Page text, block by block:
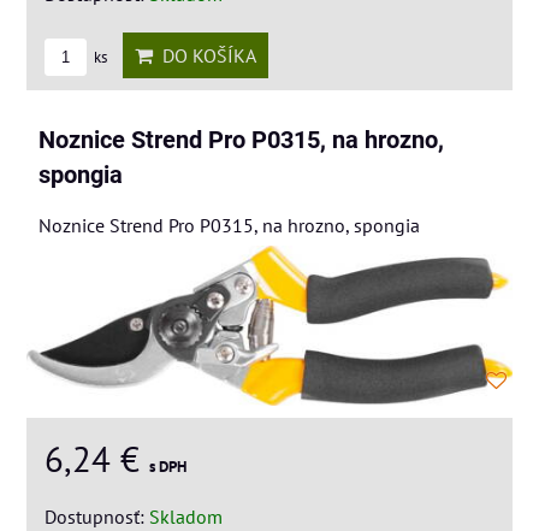
ks DO KOŠÍKA
Noznice Strend Pro P0315, na hrozno,
spongia
Noznice Strend Pro P0315, na hrozno, spongia
6,24 € s DPH
Dostupnosť: Skladom